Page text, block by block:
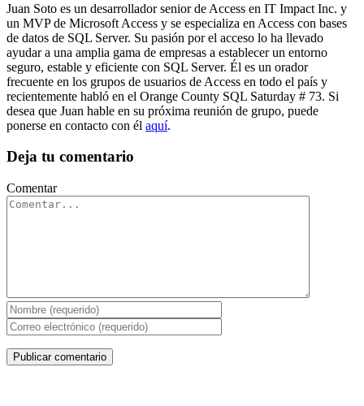
Juan Soto es un desarrollador senior de Access en IT Impact Inc. y
un MVP de Microsoft Access y se especializa en Access con bases
de datos de SQL Server. Su pasión por el acceso lo ha llevado
ayudar a una amplia gama de empresas a establecer un entorno
seguro, estable y eficiente con SQL Server. Él es un orador
frecuente en los grupos de usuarios de Access en todo el país y
recientemente habló en el Orange County SQL Saturday # 73. Si
desea que Juan hable en su próxima reunión de grupo, puede
ponerse en contacto con él aquí.
Deja tu comentario
Comentar